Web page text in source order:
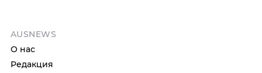
AUSNEWS
О нас
Редакция